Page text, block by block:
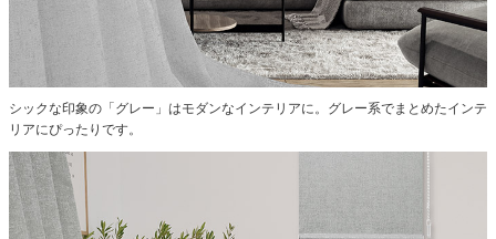
シックな印象の「グレー」はモダンなインテリアに。グレー系でまとめたインテ
リアにぴったりです。